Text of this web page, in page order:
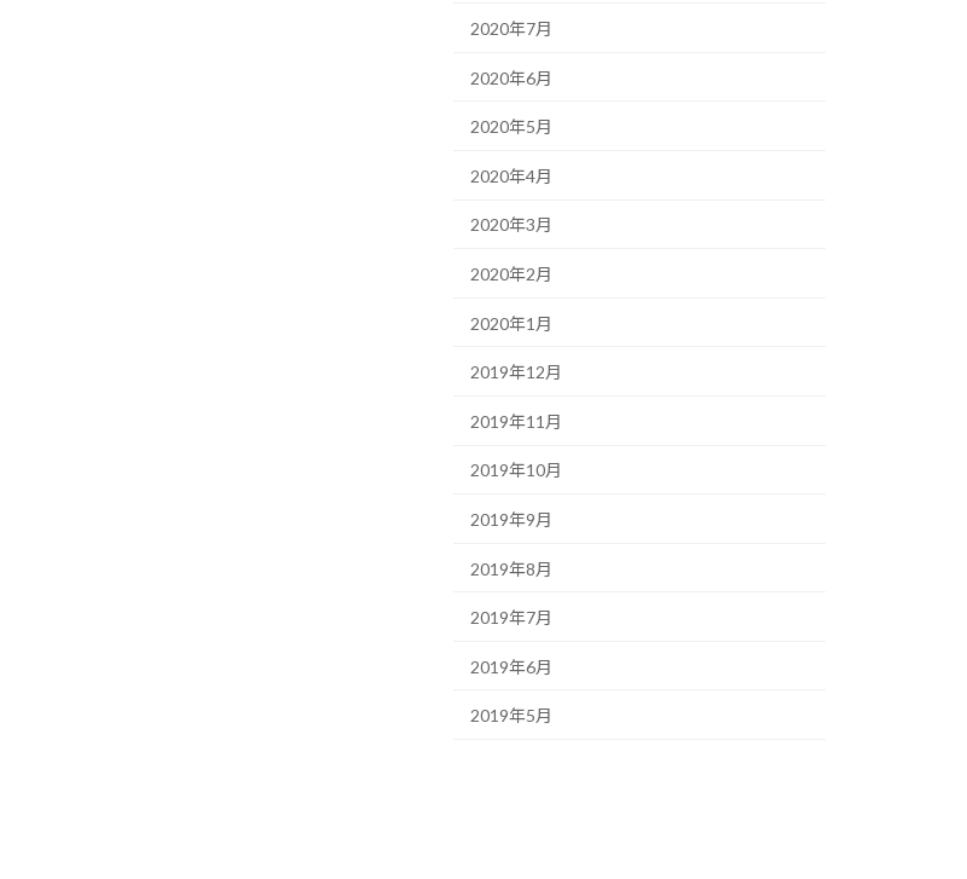
2020年7月
2020年6月
2020年5月
2020年4月
2020年3月
2020年2月
2020年1月
2019年12月
2019年11月
2019年10月
2019年9月
2019年8月
2019年7月
2019年6月
2019年5月